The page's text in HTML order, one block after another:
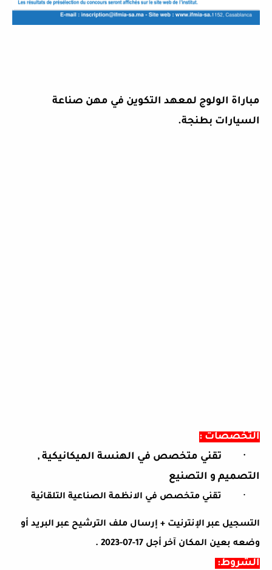
مباراة الولوج لمعهد التكوين في مهن صناعة
السيارات بطنجة.
التخصصات :
·
تقني متخصص في الهنسة الميكانيكية ,
التصميم و التصنيع
· تقني متخصص في الانظمة الصناعية التلقائية
التسجيل عبر الإنترنيت + إرسال ملف الترشيح عبر البريد أو
وضعه بعين المكان آخر أجل 17-07-2023 .
الشروط: